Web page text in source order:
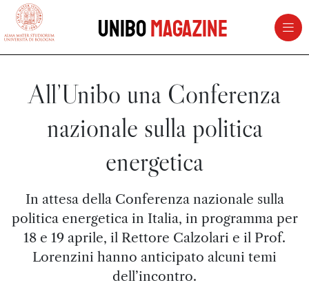
vai al contenuto della pagina
UniboMagazine
All’Unibo una Conferenza
nazionale sulla politica
energetica
In attesa della Conferenza nazionale sulla
politica energetica in Italia, in programma per
18 e 19 aprile, il Rettore Calzolari e il Prof.
Lorenzini hanno anticipato alcuni temi
dell’incontro.